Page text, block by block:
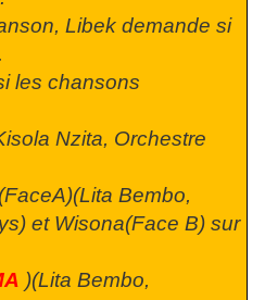
Libek demande si
les chansons
Nzita, Orchestre
(FaceA)(Lita Bembo,
et Wisona(Face B) sur
)(Lita Bembo,